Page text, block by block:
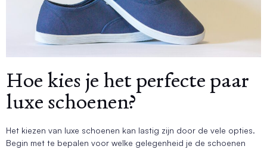
Hoe kies je het perfecte paar
luxe schoenen?
Het kiezen van luxe schoenen kan lastig zijn door de vele opties.
Begin met te bepalen voor welke gelegenheid je de schoenen